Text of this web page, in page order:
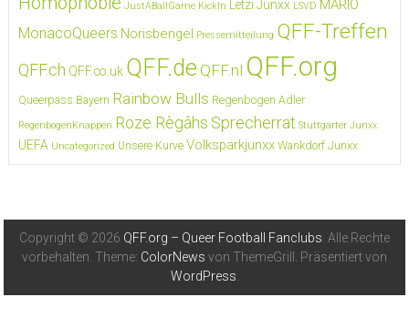
JustABallGame KickIn Letzi Junxx LSVD MARIO
MonacoQueers Norisbengel Pressemitteilung QFF-Treffen
QFF.ch QFF.co.uk QFF.de QFF.nl QFF.org
Queerpass Bayern Rainbow Bulls Regenbogen Adler
RegenbogenKnappen Roze Règâhs Sprecherrat Stuttgarter Junxx
UEFA Uncategorized Unsere Kurve Volksparkjunxx Wankdorf Junxx
Copyright © 2026 QFF.org – Queer Football Fanclubs . Alle Rechte
vorbehalten. Theme: ColorNews von ThemeGrill. Präsentiert von
WordPress